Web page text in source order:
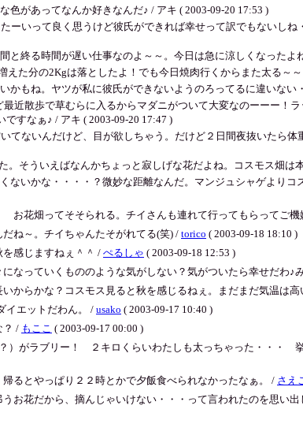
があってなんか好きなんだ♪ / アキ ( 2003-09-20 17:53 )
いって良く思うけど彼氏ができれば幸せって訳でもないし
終る時間が遅い仕事なのよ～～。今日は急に涼しくなったよ
た分の2Kgは落としたよ！でも今日焼肉行くからまた太る～～
もね。ヤツが私に彼氏ができないようのろってるに違いない
近散歩で草むらに入るからマダニがついて大変なのーーー！
すなぁ♪ / アキ ( 2003-09-20 17:47 )
ないんだけど、目が欲しちゃう。だけど２日間夜抜いたら
そういえばなんかちょっと寂しげな花だよね。コスモス畑は
いかな・・・・？微妙な距離なんだ。マンジュシャゲよりコ
お花畑ってそそられる。チイさんも連れて行ってもらってご
ね～。チイちゃんたそがれてる(笑) / torico ( 2003-09-18 18:10 )
感じますねぇ＾＾ / ぺるしゃ ( 2003-09-18 12:53 )
なっていくもののような気がしない？気がついたら幸せだわ♪
からかな？コスモス見ると秋を感じるねぇ。まだまだ気温は
イエットだわん。 / usako ( 2003-09-17 10:40 )
？ / もここ ( 2003-09-17 00:00 )
）がラブリー！ ２キロくらいわたしも太っちゃった・・・
るとやっぱり２２時とかで夕飯食べられなかったなぁ。 / さえ
お花だから、摘んじゃいけない・・・って言われたのを思い